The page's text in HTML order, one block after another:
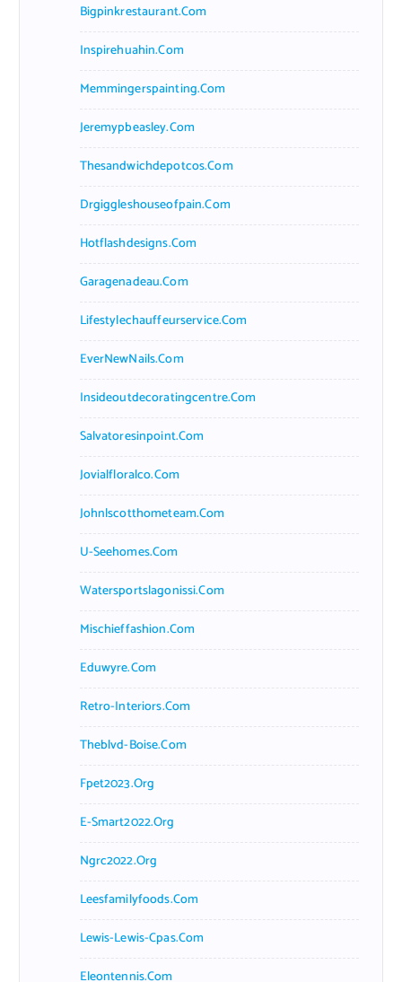
Bigpinkrestaurant.com
Inspirehuahin.com
Memmingerspainting.com
Jeremypbeasley.com
Thesandwichdepotcos.com
Drgiggleshouseofpain.com
Hotflashdesigns.com
Garagenadeau.com
Lifestylechauffeurservice.com
EverNewNails.com
Insideoutdecoratingcentre.com
Salvatoresinpoint.com
Jovialfloralco.com
Johnlscotthometeam.com
U-Seehomes.com
Watersportslagonissi.com
Mischieffashion.com
Eduwyre.com
Retro-Interiors.com
Theblvd-Boise.com
Fpet2023.org
E-Smart2022.org
Ngrc2022.org
Leesfamilyfoods.com
Lewis-Lewis-Cpas.com
Eleontennis.com